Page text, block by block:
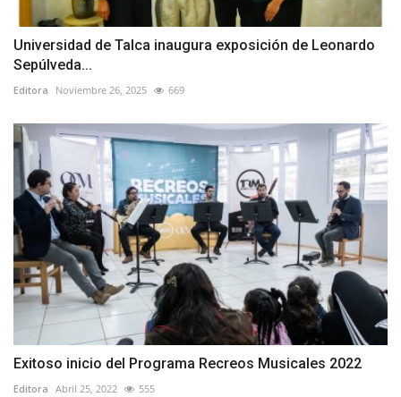
Universidad de Talca inaugura exposición de Leonardo
Sepúlveda...
Editora Noviembre 26, 2025 669
Exitoso inicio del Programa Recreos Musicales 2022
Editora Abril 25, 2022 555